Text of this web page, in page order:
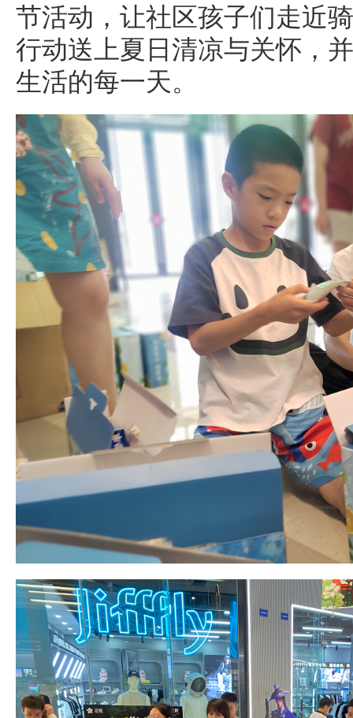
节活动，让社区孩子们走近
行动送上夏日清凉与关怀，
生活的每一天。